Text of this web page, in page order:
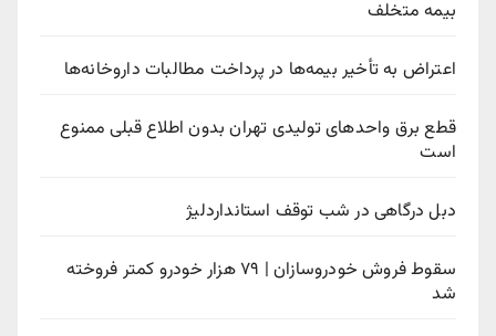
بیمه متخلف
اعتراض به تأخیر بیمه‌ها در پرداخت مطالبات داروخانه‌ها
قطع برق واحدهای تولیدی تهران بدون اطلاع قبلی ممنوع
است
دبل درگاهی در شب توقف استانداردلیژ
سقوط فروش خودروسازان | ۷۹ هزار خودرو کمتر فروخته
شد